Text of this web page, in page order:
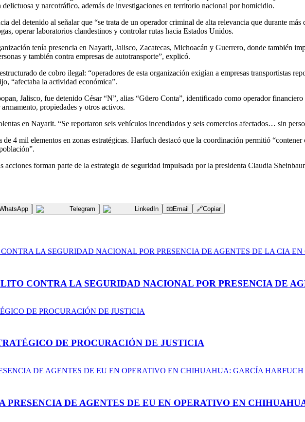
y narcotráfico, además de investigaciones en territorio nacional por homicidio.
del detenido al señalar que “se trata de un operador criminal de alta relevancia que durante
operar laboratorios clandestinos y controlar rutas hacia Estados Unidos.
tenía presencia en Nayarit, Jalisco, Zacatecas, Michoacán y Guerrero, donde también
y también contra empresas de autotransporte”, explicó.
de cobro ilegal: “operadores de esta organización exigían a empresas transportistas
“afectaba la actividad económica”.
Jalisco, fue detenido César “N”, alias “Güero Conta”, identificado como operador
propiedades y otros activos.
en Nayarit. “Se reportaron seis vehículos incendiados y seis comercios afectados… sin
de 4 mil elementos en zonas estratégicas. Harfuch destacó que la coordinación permitió
forman parte de la estrategia de seguridad impulsada por la presidenta Claudia
Telegram LinkedIn 📧Email 🔗Copiar
CONTRA LA SEGURIDAD NACIONAL POR PRESENCIA DE
DE PROCURACIÓN DE JUSTICIA
PRESENCIA DE AGENTES DE EU EN OPERATIVO EN